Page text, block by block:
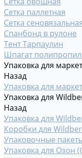
Сетка паллетная
Сетка
Спанбонд в рулоне
Тент Тарпаулин
Шпагат
Упаковка для
Назад
Упаковка для
Упаковка для
Назад
Упаковка для
Коробки для
Упаковочные
Упаковка для Озон